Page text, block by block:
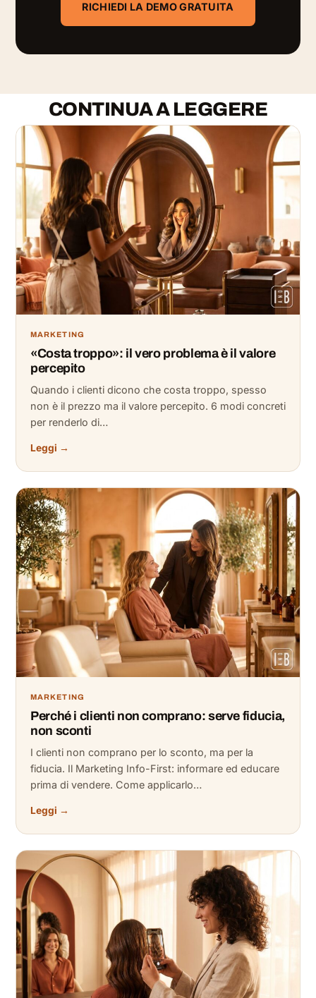
RICHIEDI LA DEMO GRATUITA
CONTINUA A LEGGERE
MARKETING
«Costa troppo»: il vero problema è il valore
percepito
Quando i clienti dicono che costa troppo, spesso
non è il prezzo ma il valore percepito. 6 modi concreti
per renderlo di…
Leggi →
MARKETING
Perché i clienti non comprano: serve fiducia,
non sconti
I clienti non comprano per lo sconto, ma per la
fiducia. Il Marketing Info-First: informare ed educare
prima di vendere. Come applicarlo…
Leggi →